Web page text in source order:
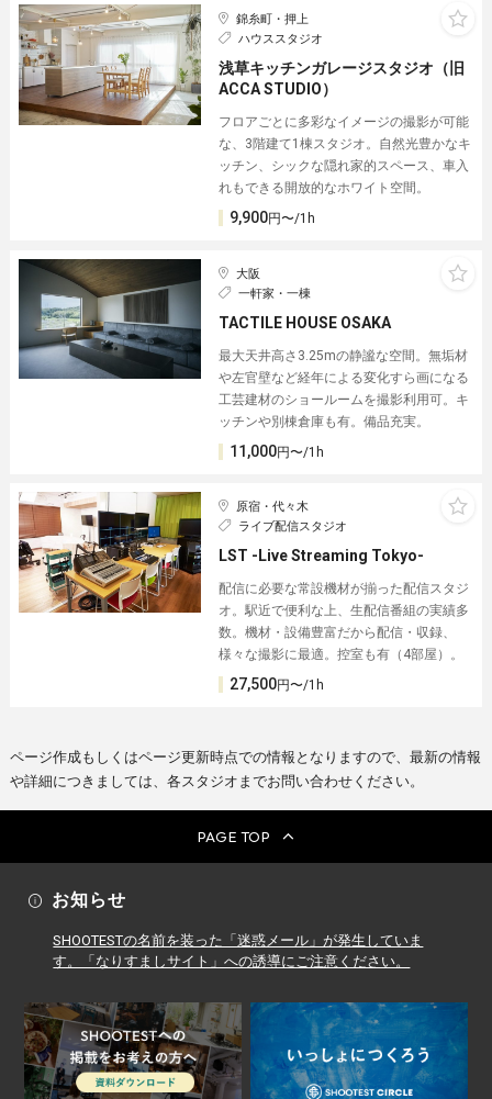
錦糸町・押上
ハウススタジオ
浅草キッチンガレージスタジオ（旧
ACCA STUDIO）
フロアごとに多彩なイメージの撮影が可能
な、3階建て1棟スタジオ。自然光豊かなキ
ッチン、シックな隠れ家的スペース、車入
れもできる開放的なホワイト空間。
9,900円〜/1h
大阪
一軒家・一棟
TACTILE HOUSE OSAKA
最大天井高さ3.25mの静謐な空間。無垢材
や左官壁など経年による変化すら画になる
工芸建材のショールームを撮影利用可。キ
ッチンや別棟倉庫も有。備品充実。
11,000円〜/1h
原宿・代々木
ライブ配信スタジオ
LST -Live Streaming Tokyo-
配信に必要な常設機材が揃った配信スタジ
オ。駅近で便利な上、生配信番組の実績多
数。機材・設備豊富だから配信・収録、
様々な撮影に最適。控室も有（4部屋）。
27,500円〜/1h
ページ作成もしくはページ更新時点での情報となりますので、最新の情報
や詳細につきましては、各スタジオまでお問い合わせください。
PAGE TOP
お知らせ
SHOOTESTの名前を装った「迷惑メール」が発生していま
す。「なりすましサイト」への誘導にご注意ください。